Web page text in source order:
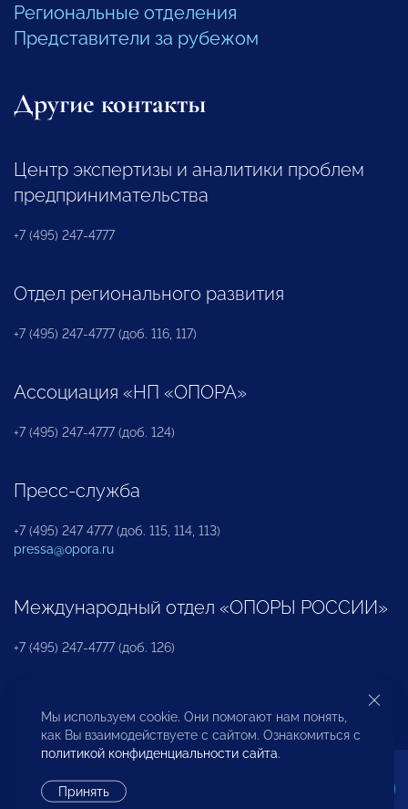
Региональные отделения
Представители за рубежом
Другие контакты
Центр экспертизы и аналитики проблем
предпринимательства
+7 (495) 247-4777
Отдел регионального развития
+7 (495) 247-4777 (доб. 116, 117)
Ассоциация «НП «ОПОРА»
+7 (495) 247-4777 (доб. 124)
Пресс-служба
+7 (495) 247 4777 (доб. 115, 114, 113)
pressa@opora.ru
Международный отдел «ОПОРЫ РОССИИ»
+7 (495) 247-4777 (доб. 126)
Бюро по защите прав предпринимателей и
инвесторов
Мы используем cookie. Они помогают нам понять,
как Вы взаимодействуете с сайтом. Ознакомиться с
политикой конфиденциальности сайта.
Принять